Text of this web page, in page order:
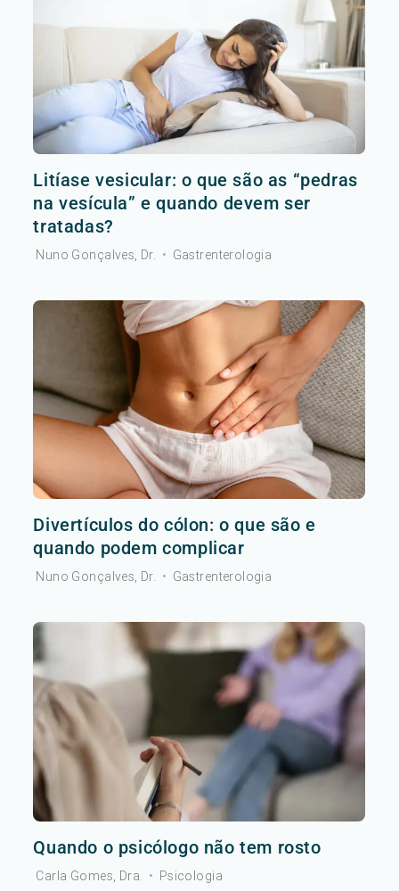
Litíase vesicular: o que são as “pedras
na vesícula” e quando devem ser
tratadas?
Nuno Gonçalves, Dr. • Gastrenterologia
Divertículos do cólon: o que são e
quando podem complicar
Nuno Gonçalves, Dr. • Gastrenterologia
Quando o psicólogo não tem rosto
Carla Gomes, Dra. • Psicologia